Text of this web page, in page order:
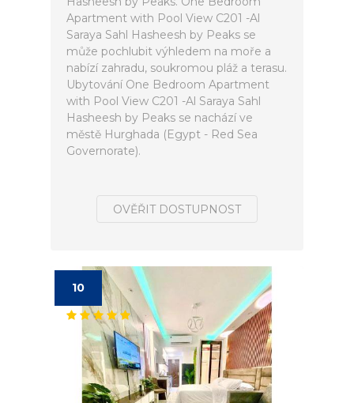
Apartment with Pool View C201 -Al
Saraya Sahl Hasheesh by Peaks se
může pochlubit výhledem na moře a
nabízí zahradu, soukromou pláž a terasu.
Ubytování One Bedroom Apartment
with Pool View C201 -Al Saraya Sahl
Hasheesh by Peaks se nachází ve
městě Hurghada (Egypt - Red Sea
Governorate).
OVĚŘIT DOSTUPNOST
10